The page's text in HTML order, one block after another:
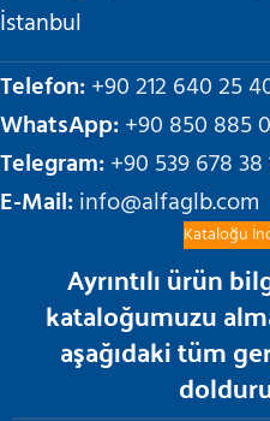
İstanbul
Telefon:+90 212 640 25
WhatsApp:+90 850 885
Telegram:+90 539 678
E-Mail:info@alfaglb.com
Kataloğu
Ayrıntılı ürün
kataloğumuzu
aşağıdaki tüm